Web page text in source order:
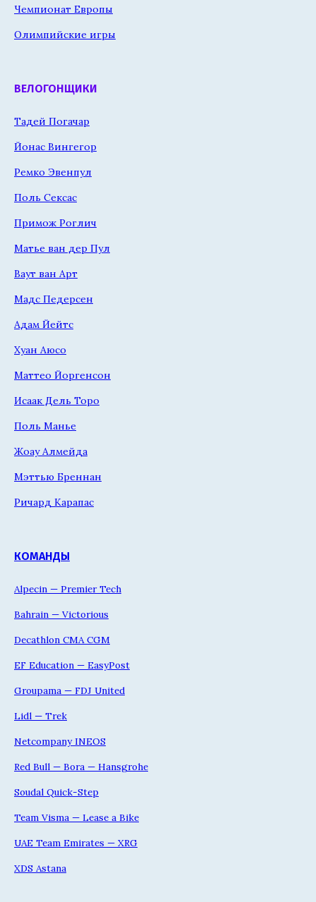
Чемпионат Европы
Олимпийские игры
ВЕЛОГОНЩИКИ
Тадей Погачар
Йонас Вингегор
Ремко Эвенпул
Поль Сексас
Примож Роглич
Матье ван дер Пул
Ваут ван Арт
Мадс Педерсен
Адам Йейтс
Хуан Аюсо
Маттео Йоргенсон
Исаак Дель Торо
Поль Манье
Жоау Алмейда
Мэттью Бреннан
Ричард Карапас
КОМАНДЫ
Alpecin — Premier Tech
Bahrain — Victorious
Decathlon CMA CGM
EF Education — EasyPost
Groupama — FDJ United
Lidl — Trek
Netcompany INEOS
Red Bull — Bora — Hansgrohe
Soudal Quick-Step
Team Visma — Lease a Bike
UAE Team Emirates — XRG
XDS Astana